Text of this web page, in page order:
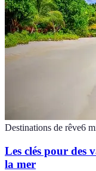
Destinations de rêve6
Les clés pour des
la mer